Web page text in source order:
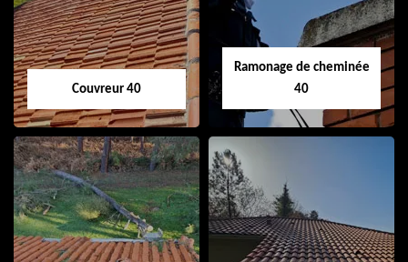
Couvreur 40
Couvreur 40
Ramonage de cheminée
40
Ramonage de
cheminée 40